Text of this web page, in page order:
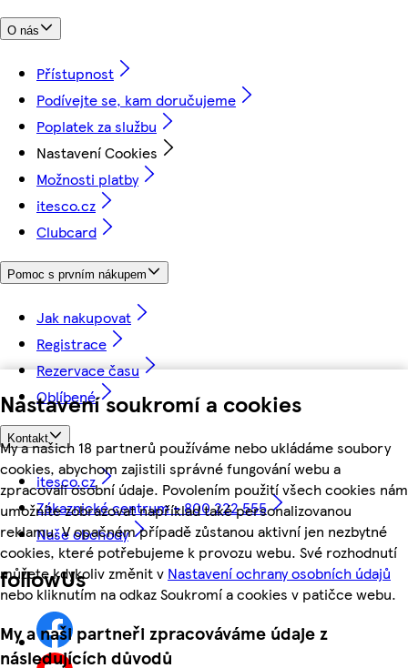
Nastavení soukromí a cookies
My a našich 18 partnerů používáme nebo ukládáme soubory
cookies, abychom zajistili správné fungování webu a
zpracovali osobní údaje. Povolením použití všech cookies nám
umožníte zobrazovat například také personalizovanou
reklamu. V opačném případě zůstanou aktivní jen nezbytné
cookies, které potřebujeme k provozu webu. Své rozhodnutí
můžete kdykoliv změnit v Nastavení ochrany osobních údajů
nebo kliknutím na odkaz Soukromí a cookies v patičce webu.
My a naši partneři zpracováváme údaje z
následujících důvodů
O nás
Přístupnost
Podívejte se, kam doručujeme
Poplatek za službu
Nastavení Cookies
Možnosti platby
itesco.cz
Clubcard
Pomoc s prvním nákupem
Jak nakupovat
Registrace
Rezervace času
Oblíbené
Kontakt
itesco.cz
Zákaznické centrum - 800 222 555
Naše obchody
followUs